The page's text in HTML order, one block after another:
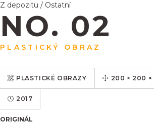
Z depozitu / Ostatní
NO. 02
PLASTICKÝ OBRAZ
PLASTICKÉ OBRAZY 200 × 200 ×
2017
ORIGINÁL